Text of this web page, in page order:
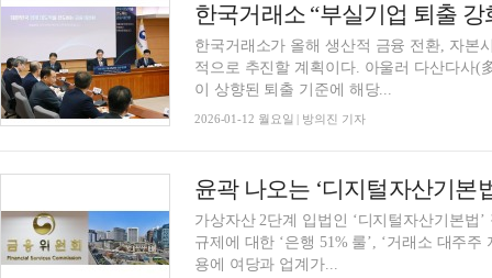
한국거래소 “부실기업 퇴출
한국거래소가 올해 생산적 금융 전환, 자본
적으로 추진할 계획이다. 아울러 다산다사(
이 상향된 퇴출 기준에 해당...
2026-01-12 월요일 | 방의진 기자
가상자산 2단계 입법인 ‘디지털자산기본법
규제에 대한 ‘은행 51% 룰’, ‘거래소 대주
용에 여당과 업계가...